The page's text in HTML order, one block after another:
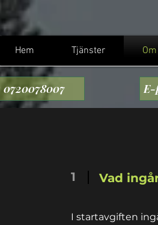
Hem Tjänster
0720078007 E-
1 Vad
I startavgiften